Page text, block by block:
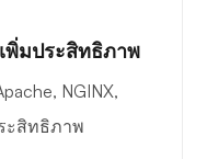
พิ่มประสิทธิภาพ
NGINX,
ะสิทธิภาพ